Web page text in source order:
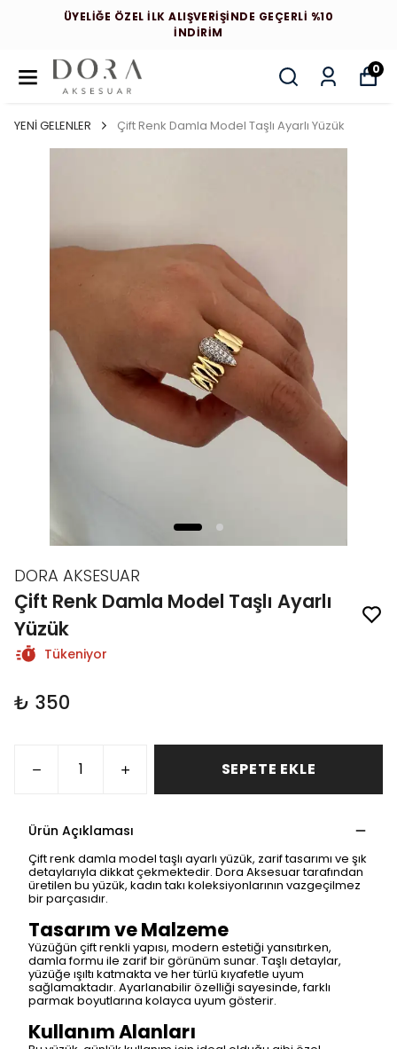
ÜYELİĞE ÖZEL İLK ALIŞVERİŞİNDE GEÇERLİ %10
İNDİRİM
0
YENİ GELENLER Çift Renk Damla Model Taşlı Ayarlı Yüzük
DORA AKSESUAR
Çift Renk Damla Model Taşlı Ayarlı
Yüzük
Tükeniyor
₺ 350
SEPETE EKLE
Ürün Açıklaması
Çift renk damla model taşlı ayarlı yüzük, zarif tasarımı ve şık
detaylarıyla dikkat çekmektedir. Dora Aksesuar tarafından
üretilen bu yüzük, kadın takı koleksiyonlarının vazgeçilmez
bir parçasıdır.
Tasarım ve Malzeme
Yüzüğün çift renkli yapısı, modern estetiği yansıtırken,
damla formu ile zarif bir görünüm sunar. Taşlı detaylar,
yüzüğe ışıltı katmakta ve her türlü kıyafetle uyum
sağlamaktadır. Ayarlanabilir özelliği sayesinde, farklı
parmak boyutlarına kolayca uyum gösterir.
Kullanım Alanları